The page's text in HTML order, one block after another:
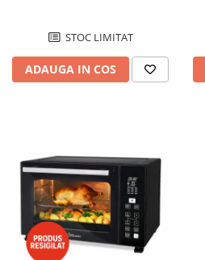
STOC LIMITAT
ADAUGA IN COS